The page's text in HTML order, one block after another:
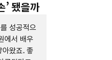
’ 됐을까
성공적으
에서 배우
왔죠. 좋